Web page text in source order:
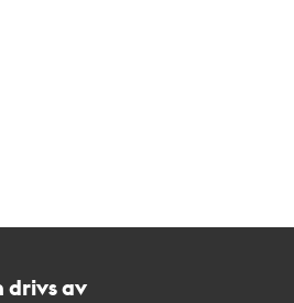
drivs av